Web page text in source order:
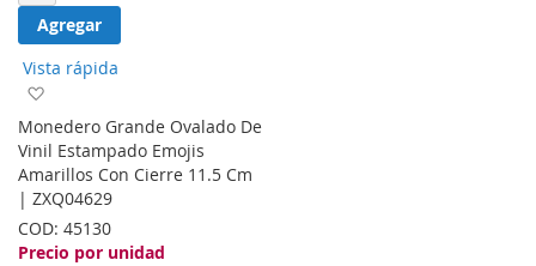
Agregar
Vista rápida
la
lista
de
deseos
Monedero Grande Ovalado De
Vinil Estampado Emojis
Amarillos Con Cierre 11.5 Cm
| ZXQ04629
COD: 45130
Precio por unidad